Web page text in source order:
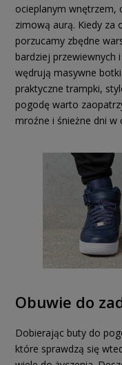
ocieplanym wnętrzem,
zimową aurą. Kiedy za
porzucamy zbędne
bardziej przewiewnych
wędrują masywne
praktyczne trampki,
pogodę warto
mroźne i śnieżne dni w
Obuwie do
Dobierając buty do
które sprawdzą się